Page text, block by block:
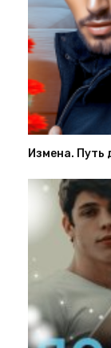
Измена. Путь